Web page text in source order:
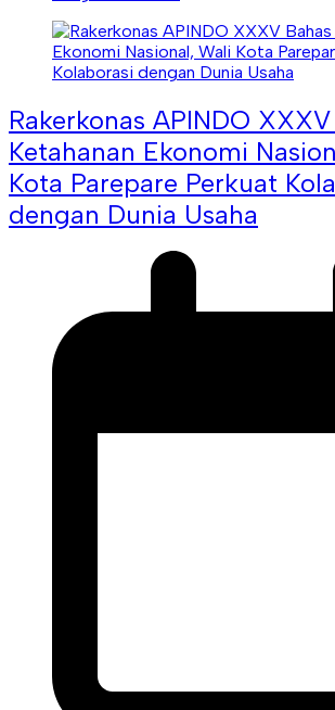
Rakerkonas APINDO
Ketahanan Ekonomi
Kota Parepare Perkuat
dengan Dunia Usaha